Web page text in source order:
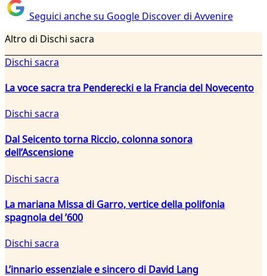
Seguici anche su Google Discover di Avvenire
Altro di Dischi sacra
Dischi sacra
La voce sacra tra Penderecki e la Francia del Novecento
Dischi sacra
Dal Seicento torna Riccio, colonna sonora
dell’Ascensione
Dischi sacra
La mariana Missa di Garro, vertice della polifonia
spagnola del ’600
Dischi sacra
L’innario essenziale e sincero di David Lang